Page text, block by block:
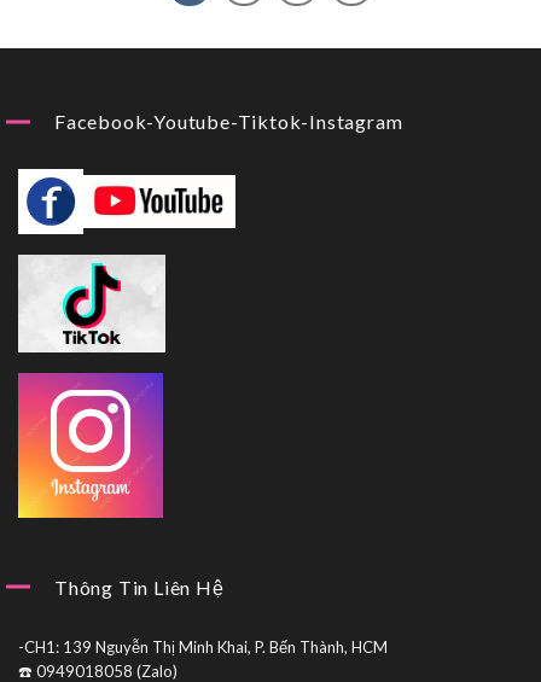
Facebook-Youtube-Tiktok-Instagram
Thông Tin Liên Hệ
-CH1: 139 Nguyễn Thị Minh Khai, P. Bến Thành, HCM
☎️ 0949018058 (Zalo)